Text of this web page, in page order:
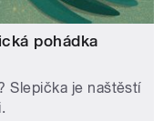
pohádka
Slepička je naštěstí